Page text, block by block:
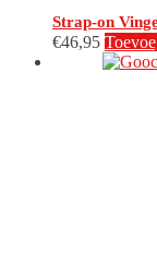
Strap-on
€46,95